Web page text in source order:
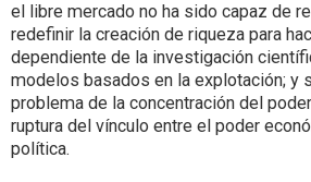
el libre mercado no ha sido capaz de
redefinir la creación de riqueza para
dependiente de la investigación
modelos basados en la explotación; y
problema de la concentración del
ruptura del vínculo entre el poder
política.